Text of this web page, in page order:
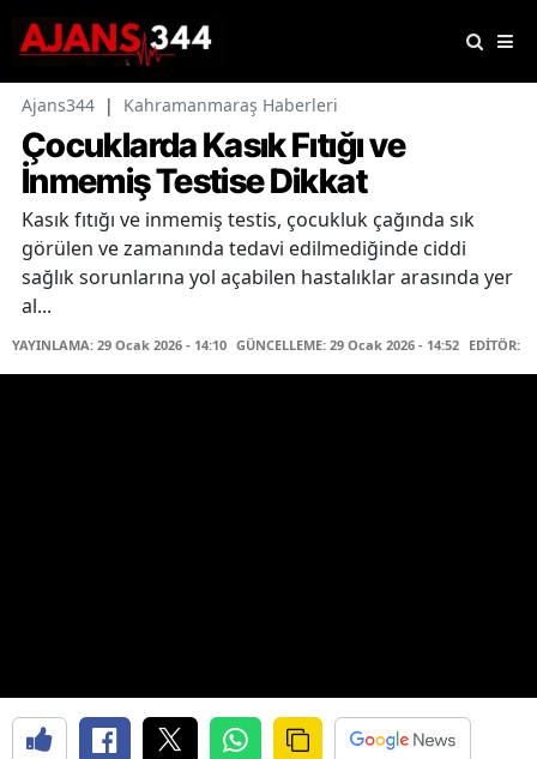
Ajans344 | Kahramanmaraş Haberleri
Çocuklarda Kasık Fıtığı ve
İnmemiş Testise Dikkat
Kasık fıtığı ve inmemiş testis, çocukluk çağında sık
görülen ve zamanında tedavi edilmediğinde ciddi
sağlık sorunlarına yol açabilen hastalıklar arasında yer
al...
YAYINLAMA: 29 Ocak 2026 - 14:10 GÜNCELLEME: 29 Ocak 2026 - 14:52 EDİTÖR: